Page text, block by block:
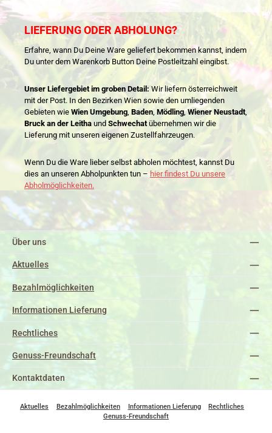
LIEFERUNG ODER ABHOLUNG?
Erfahre, wann Du Deine Ware geliefert bekommen kannst, indem
Du unter dem Warenkorb Button Deine Postleitzahl eingibst.
Unser Liefergebiet im groben Detail: Wir liefern österreichweit
mit der Post. In den Bezirken Wien sowie den umliegenden
Gebieten wie Wien Umgebung, Baden, Mödling,Wiener Neustadt,
Bruck an der Leitha und Schwechatübernehmen wir die
Lieferung mit unseren eigenen Zustellfahrzeugen.
Wenn Du die Ware lieber selbst abholen möchtest, kannst Du
dies an unseren Abholpunkten tun – hier findest Du unsere
Abholmöglichkeiten.
Über uns
Aktuelles
Bezahlmöglichkeiten
Informationen Lieferung
Rechtliches
Genuss-Freundschaft
Kontaktdaten
Aktuelles Bezahlmöglichkeiten Informationen Lieferung
Rechtliches
Genuss-Freundschaft